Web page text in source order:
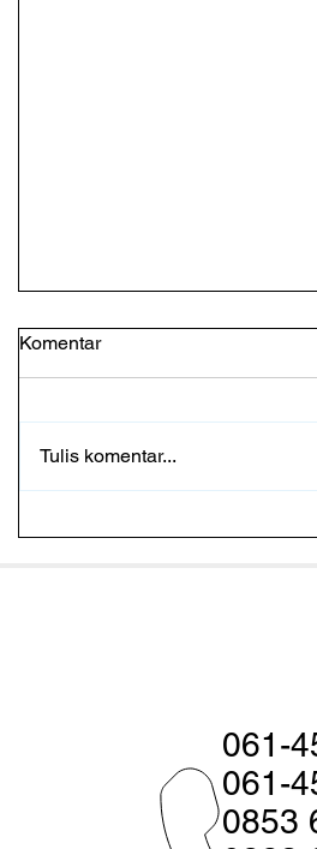
Komentar
Tulis komentar...
061-
061-
0853